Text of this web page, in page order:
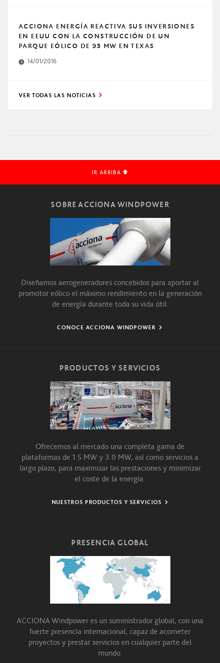
ACCIONA ENERGÍA REACTIVA SUS INVERSIONES
EN EEUU CON LA CONSTRUCCIÓN DE UN
PARQUE EÓLICO DE 93 MW EN TEXAS
14/01/2016
VER TODAS LAS NOTICIAS
IR ARRIBA
SOBRE ACCIONA WINDPOWER
Diseñamos aerogeneradores concebidos para aportar al
promotor eólico el máximo rendimiento en la generación
de energía durante toda su vida útil.
CONOCE ACCIONA WINDPOWER
PRODUCTOS Y SERVICIOS
Ofrecemos al mercado una completa gama de
plataformas de 1.5 MW y 3.0 MW, así como servicios a
largo plazo, para maximizar las prestaciones y minimizar
el coste de la energía.
NUESTROS PRODUCTOS Y SERVICIOS
PRESENCIA GLOBAL
ACCIONA Windpower es un suministrador global, con una
fuerte presencia internacional, capaz de acometer
proyectos y prestar servicios en cualquier parte del
mundo.